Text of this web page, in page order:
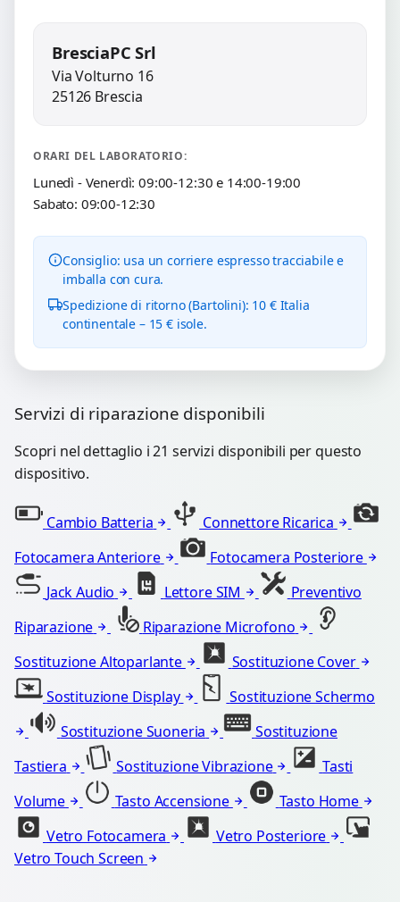
BresciaPC Srl
Via Volturno 16
25126 Brescia
ORARI DEL LABORATORIO:
Lunedì - Venerdì: 09:00-12:30 e 14:00-19:00
Sabato: 09:00-12:30
Consiglio: usa un corriere espresso tracciabile e
imballa con cura.
Spedizione di ritorno (Bartolini): 10 € Italia
continentale – 15 € isole.
Servizi di riparazione disponibili
Scopri nel dettaglio i 21 servizi disponibili per questo
dispositivo.
Cambio Batteria
Connettore Ricarica
Fotocamera Anteriore
Fotocamera Posteriore
Jack Audio
Lettore SIM
Preventivo
Riparazione
Riparazione Microfono
Sostituzione Altoparlante
Sostituzione Cover
Sostituzione Display
Sostituzione Schermo
Sostituzione Suoneria
Sostituzione
Tastiera
Sostituzione Vibrazione
Tasti
Volume
Tasto Accensione
Tasto Home
Vetro Fotocamera
Vetro Posteriore
Vetro Touch Screen